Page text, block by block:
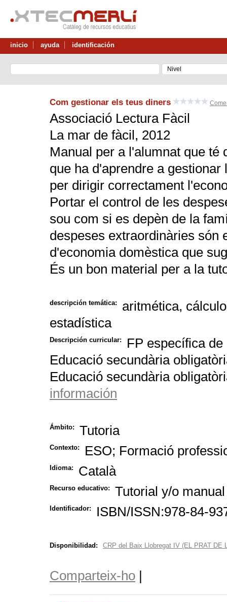
inicio ayuda identificación
Com gestionar els teus diners
Associació Lectura Fàcil
La mar de fàcil, 2012
Manual per a l'alumnat que
que ha d'aprendre a
per dirigir correctament
Portar el control de les
sou com si es depèn de la
despeses extraordinàries són
d'economia domèstica que
És un bon material per a la
descripción temática:
aritmética,
estadística
Descripción curricular:
FP específica
Educació secundària
Educació secundària
información
Ámbito: Tutoria
Contexto: ESO; Formació
Idioma: Català
Recurso educativo: Tutorial y/o manual
Identificador: ISBN/ISSN:978-84-
Disponibilidad: CRP del Baix Llobregat IV (EL PRAT DE
Comparteix-ho |